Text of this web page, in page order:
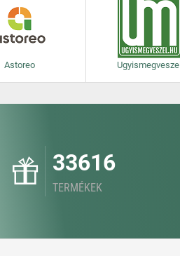
Astoreo Ugyismegveszel
33616
TERMÉKEK